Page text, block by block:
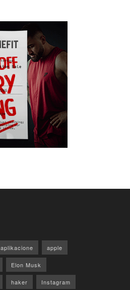
aplikacione apple
Elon Musk
haker Instagram